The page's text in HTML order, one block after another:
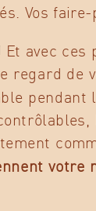
Vos faire-
Et avec ces
regard de
pendant
votre